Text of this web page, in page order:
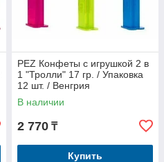
PEZ Конфеты с игрушкой 2 в
1 "Тролли" 17 гр. / Упаковка
12 шт. / Венгрия
В наличии
2 770 ₸
Купить